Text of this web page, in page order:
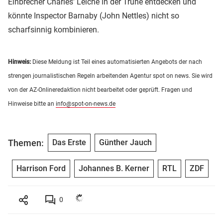
könnte Inspector Barnaby (John Nettles) nicht so
scharfsinnig kombinieren.
Hinweis: Diese Meldung ist Teil eines automatisierten Angebots der nach
strengen journalistischen Regeln arbeitenden Agentur spot on news. Sie wird
von der AZ-Onlineredaktion nicht bearbeitet oder geprüft. Fragen und
Hinweise bitte an info@spot-on-news.de
Themen: Das Erste Günther Jauch
Harrison Ford Johannes B. Kerner RTL ZDF
0